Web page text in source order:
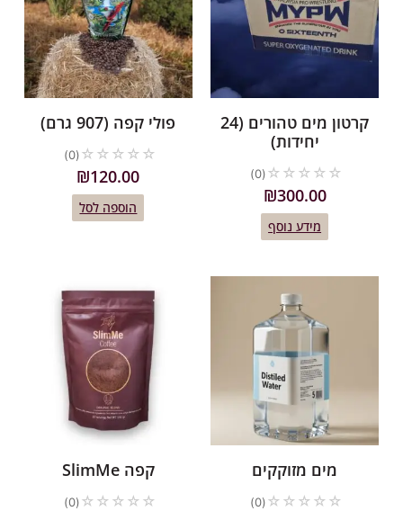
קרטון מים טהורים (24
יחידות)
☆
☆
☆
(0)
₪300.00
מידע נוסף
פולי קפה (907 גרם)
☆
☆
☆
(0)
₪120.00
הוספה לסל
מים מזוקקים
☆
☆
☆
(0)
קפה SlimMe
☆
☆
☆
(0)